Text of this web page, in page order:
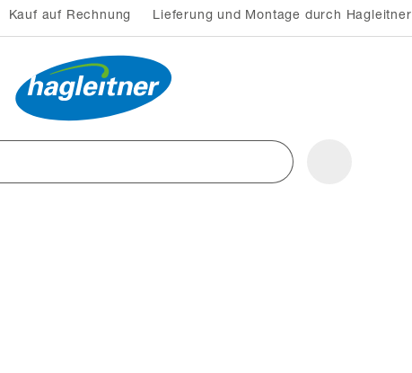
Kauf auf Rechnung Lieferung und Montage durch Hagleitner